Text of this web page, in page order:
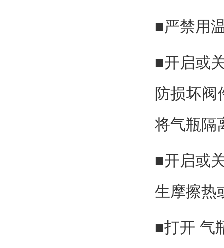
■严禁用
■开启或
防损坏
将气瓶隔
■开启或
生摩擦热
■打开 气